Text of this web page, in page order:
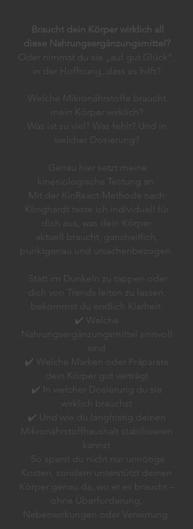
Braucht dein Körper wirklich all
diese Nahrungsergänzungsmittel?
Oder nimmst du sie „auf gut Glück“,
in der Hoffnung, dass es hilft?
Welche Mikronährstoffe braucht
mein Körper wirklich?
Was ist zu viel? Was fehlt? Und in
welcher Dosierung?
Genau hier setzt meine
kinesiologische Testung an.
Mit der KinReact-Methode nach
Klinghardt teste ich individuell für
dich aus, was dein Körper
aktuell braucht, ganzheitlich,
punktgenau und ursachenbezogen.
Statt im Dunkeln zu tappen oder
dich von Trends leiten zu lassen,
bekommst du endlich Klarheit:
✔️ Welche
Nahrungsergänzungsmittel sinnvoll
sind
✔️ Welche Marken oder Präparate
dein Körper gut verträgt
✔️ In welcher Dosierung du sie
wirklich brauchst
✔️ Und wie du langfristig deinen
Mikronährstoffhaushalt stabilisieren
kannst
So sparst du nicht nur unnötige
Kosten, sondern unterstützt deinen
Körper genau da, wo er es braucht –
ohne Überforderung,
Nebenwirkungen oder Verwirrung.